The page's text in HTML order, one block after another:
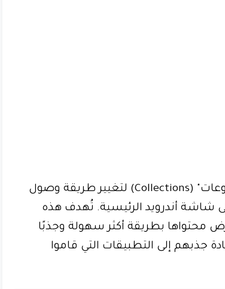
ميزة جوجل جديدة باسم "المجموعات" (Collections) لتغيير طريقة وصول
شاشة أندرويد الرئيسية. تُهدف هذه
محتواها بطريقة أكثر سهولة وجذبًا
جذبهم إلى التطبيقات التي قاموا